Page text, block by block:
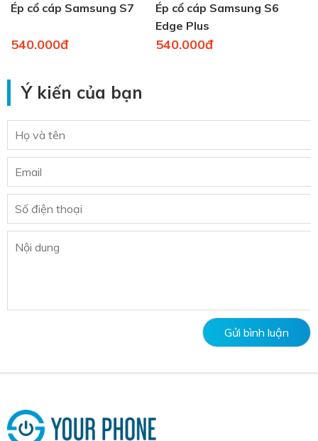
Ép cổ cáp Samsung S7
540.000đ
Ép cổ cáp Samsung S6
Edge Plus
540.000đ
Ý kiến của bạn